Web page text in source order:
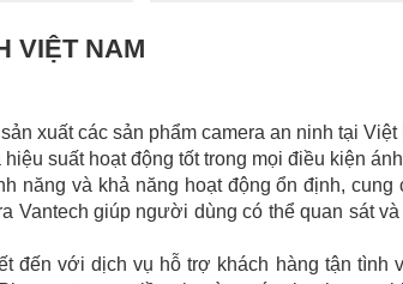
VIỆT NAM
xuất các sản phẩm camera an ninh tại
suất hoạt động tốt trong mọi điều kiện
năng và khả năng hoạt động ổn định,
Vantech giúp người dùng có thể quan sát
đến với dịch vụ hỗ trợ khách hàng tận tình